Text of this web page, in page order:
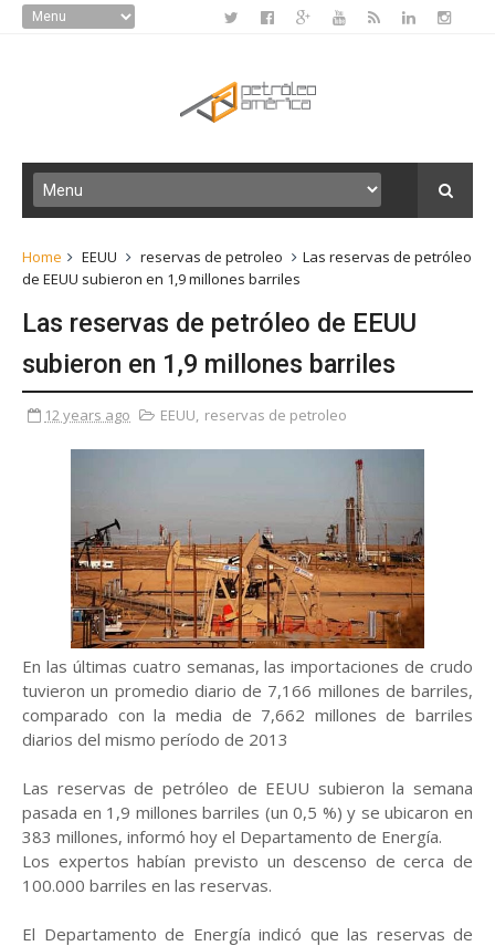
Home EEUU reservas de petroleo
Las reservas de petróleo
de EEUU subieron en 1,9 millones barriles
Las reservas de petróleo de EEUU
subieron en 1,9 millones barriles
12 years ago EEUU, reservas de petroleo
En las últimas cuatro semanas, las importaciones de crudo
tuvieron un promedio diario de 7,166 millones de barriles,
comparado con la media de 7,662 millones de barriles
diarios del mismo período de 2013
Las reservas de petróleo de EEUU subieron la semana
pasada en 1,9 millones barriles (un 0,5 %) y se ubicaron en
383 millones, informó hoy el Departamento de Energía.
Los expertos habían previsto un descenso de cerca de
100.000 barriles en las reservas.
El Departamento de Energía indicó que las reservas de